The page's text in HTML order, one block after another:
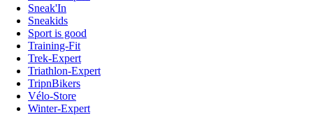
Sneak'In
Sneakids
Sport is good
Training-Fit
Trek-Expert
Triathlon-Expert
TripnBikers
Vélo-Store
Winter-Expert